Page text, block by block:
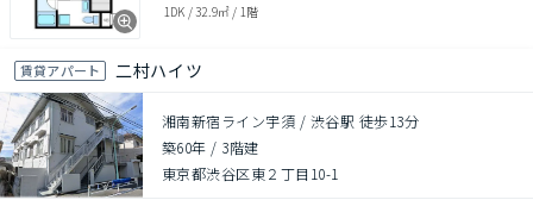
1DK /32.9㎡ / 1階
賃貸アパート 二村ハイツ
湘南新宿ライン宇須 / 渋谷駅 徒歩13分
築60年 / 3階建
東京都渋谷区東２丁目10-1